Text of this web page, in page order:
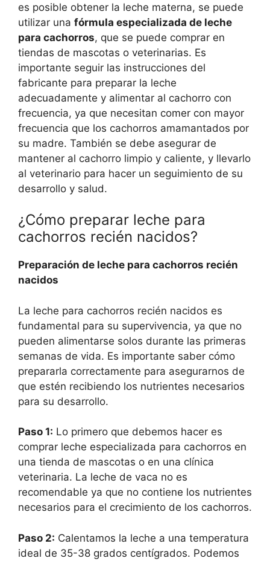
es posible obtener la leche materna, se puede
utilizar una fórmula especializada de leche
para cachorros, que se puede comprar en
tiendas de mascotas o veterinarias. Es
importante seguir las instrucciones del
fabricante para preparar la leche
adecuadamente y alimentar al cachorro con
frecuencia, ya que necesitan comer con mayor
frecuencia que los cachorros amamantados por
su madre. También se debe asegurar de
mantener al cachorro limpio y caliente, y llevarlo
al veterinario para hacer un seguimiento de su
desarrollo y salud.
¿Cómo preparar leche para
cachorros recién nacidos?
Preparación de leche para cachorros recién
nacidos
La leche para cachorros recién nacidos es
fundamental para su supervivencia, ya que no
pueden alimentarse solos durante las primeras
semanas de vida. Es importante saber cómo
prepararla correctamente para asegurarnos de
que estén recibiendo los nutrientes necesarios
para su desarrollo.
Paso 1: Lo primero que debemos hacer es
comprar leche especializada para cachorros en
una tienda de mascotas o en una clínica
veterinaria. La leche de vaca no es
recomendable ya que no contiene los nutrientes
necesarios para el crecimiento de los cachorros.
Paso 2: Calentamos la leche a una temperatura
ideal de 35-38 grados centígrados. Podemos